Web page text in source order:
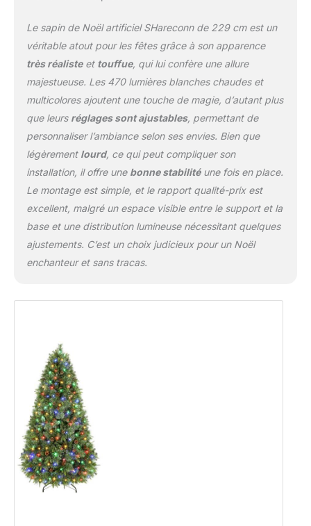
Le sapin de Noël artificiel SHareconn de 229 cm est un
véritable atout pour les fêtes grâce à son apparence
très réalisteet touffue, qui lui confère une allure
majestueuse. Les 470 lumières blanches chaudes et
multicolores ajoutent une touche de magie, d’autant plus
que leurs réglages sont ajustables, permettant de
personnaliser l’ambiance selon ses envies. Bien que
légèrement lourd, ce qui peut compliquer son
installation, il offre une bonne stabilitéune fois en place.
Le montage est simple, et le rapport qualité-prix est
excellent, malgré un espace visible entre le support et la
base et une distribution lumineuse nécessitant quelques
ajustements. C’est un choix judicieux pour un Noël
enchanteur et sans tracas.